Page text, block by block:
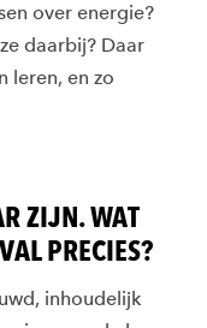
over energie?
daarbij? Daar
leren, en zo
ZIJN. WAT
PRECIES?
inhoudelijk